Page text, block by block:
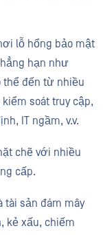
lỗ hổng bảo mật
hạn như
thể đến từ nhiều
soát truy cập,
IT ngầm, v.v.
chẽ với nhiều
cấp.
tài sản đám mây
kẻ xấu, chiếm